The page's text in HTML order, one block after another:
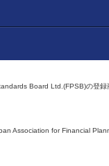
Board Ltd.(FPSB)の登録
Association for Financial